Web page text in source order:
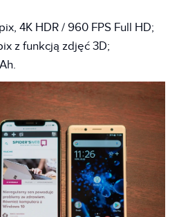
4K HDR / 960 FPS Full HD;
z funkcją zdjęć 3D;